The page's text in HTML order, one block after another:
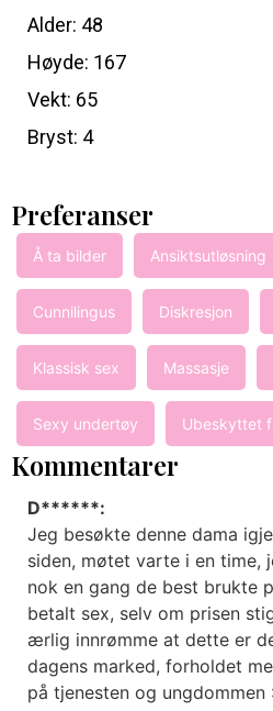
Alder: 48
Høyde: 167
Vekt: 65
Bryst: 4
Preferanser
Å ta bilder Ansiktsutløsning
Cunnilingus Diskresjon
Klassisk sex Massasje
Sexy undertøy Ubeskyttet
Kommentarer
D******:
Jeg besøkte denne dama
siden, møtet varte i en time,
nok en gang de best brukte
betalt sex, selv om prisen
ærlig innrømme at dette er
dagens marked, forholdet
på tjenesten og ungdommen